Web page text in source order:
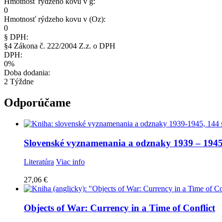
0
Hmotnosť rýdzeho kovu v (Oz):
0
§ DPH:
§4 Zákona č. 222/2004 Z.z. o DPH
DPH:
0%
Doba dodania:
2 Týždne
Odporúčame
Slovenské vyznamenania a odznaky 1939 –
Literatúra Viac info
27,06 €
Objects of War: Currency in a Time of Conflict